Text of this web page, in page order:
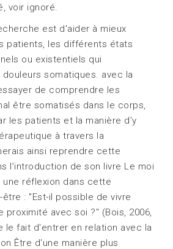
voir ignoré.
est d'aider à mieux
patients, les différents états
ou existentiels qui
somatiques. avec la
de comprendre les
être somatisés dans le corps,
les patients et la manière d’y
à travers la
ainsi reprendre cette
l’introduction de son livre Le moi
réflexion dans cette
: "Est-il possible de vivre
proximité avec soi ?" (Bois, 2006,
le fait d'entrer en relation avec la
Être d'une manière plus